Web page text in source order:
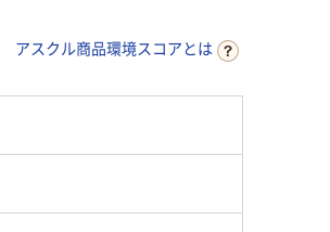
アスクル商品環境スコアとは